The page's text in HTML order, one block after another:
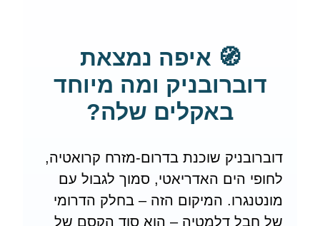
🧭 איפה נמצאת
דוברובניק ומה מיוחד
באקלים שלה?
דוברובניק שוכנת בדרום-מזרח קרואטיה,
לחופי הים האדריאטי, סמוך לגבול עם
מונטנגרו. המיקום הזה – בחלק הדרומי
של חבל דלמטיה – הוא סוד הקסם של